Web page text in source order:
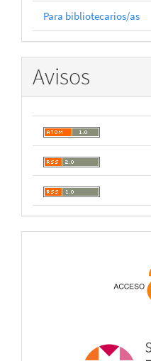
Para bibliotecarios/as
Avisos